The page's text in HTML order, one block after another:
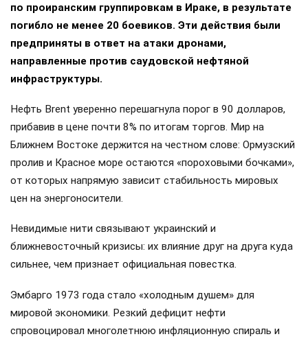
по проиранским группировкам в Ираке, в результате
погибло не менее 20 боевиков. Эти действия были
предприняты в ответ на атаки дронами,
направленные против саудовской нефтяной
инфраструктуры.
Нефть Brent уверенно перешагнула порог в 90 долларов,
прибавив в цене почти 8% по итогам торгов. Мир на
Ближнем Востоке держится на честном слове: Ормузский
пролив и Красное море остаются «пороховыми бочками»,
от которых напрямую зависит стабильность мировых
цен на энергоносители.
Невидимые нити связывают украинский и
ближневосточный кризисы: их влияние друг на друга куда
сильнее, чем признает официальная повестка.
Эмбарго 1973 года стало «холодным душем» для
мировой экономики. Резкий дефицит нефти
спровоцировал многолетнюю инфляционную спираль и